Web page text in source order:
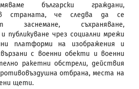
български граждани,
в страната, че следва да се
заснемане, съхраняване,
публикуване чрез социални мрежи
платформи на изображения и
с военни обекти и военни
ракетни обстрели, действия
отбрана, места на
щети.